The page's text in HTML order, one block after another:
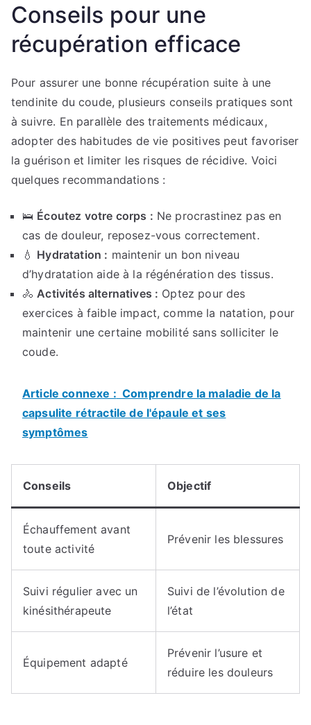
Conseils pour une
récupération efficace
Pour assurer une bonne récupération suite à une
tendinite du coude, plusieurs conseils pratiques sont
à suivre. En parallèle des traitements médicaux,
adopter des habitudes de vie positives peut favoriser
la guérison et limiter les risques de récidive. Voici
quelques recommandations :
🛌 Écoutez votre corps : Ne procrastinez pas en
cas de douleur, reposez-vous correctement.
💧 Hydratation : maintenir un bon niveau
d’hydratation aide à la régénération des tissus.
🚴 Activités alternatives : Optez pour des
exercices à faible impact, comme la natation, pour
maintenir une certaine mobilité sans solliciter le
coude.
Article connexe : Comprendre la maladie de la
capsulite rétractile de l'épaule et ses
symptômes
Conseils Objectif
Échauffement avant
toute activité
Prévenir les blessures
Suivi régulier avec un
kinésithérapeute
Suivi de l’évolution de
l’état
Équipement adapté
Prévenir l’usure et
réduire les douleurs